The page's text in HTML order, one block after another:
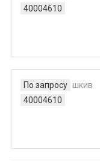
40004610
По запросу
40004610